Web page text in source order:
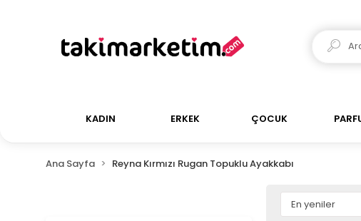
KADIN ERKEK ÇOCUK
Ana Sayfa Reyna Kırmızı Rugan Topuklu Ayakkabı